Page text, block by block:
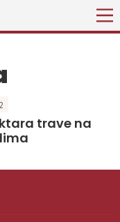
trave na